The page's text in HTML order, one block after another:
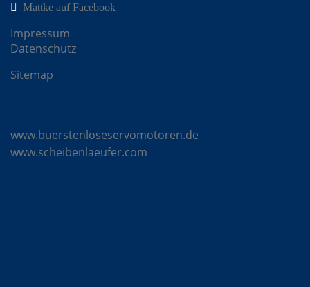
Mattke auf Facebook
Impressum
Datenschutz
Sitemap
www.buerstenloseservomotoren.de
www.scheibenlaeufer.com